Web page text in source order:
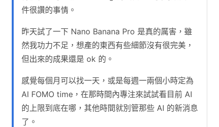
件很讚的事情。
昨天試了一下 Nano Banana Pro 是真的厲害，雖
然我功力不足，想產的東西有些細節沒有很完美，
但出來的成果還是 ok 的。
感覺每個月可以找一天，或是每週一兩個小時定為
AI FOMO time，在那時間內專注來試試看目前 AI
的上限到底在哪，其他時間就別管那些 AI 的新消息
了。